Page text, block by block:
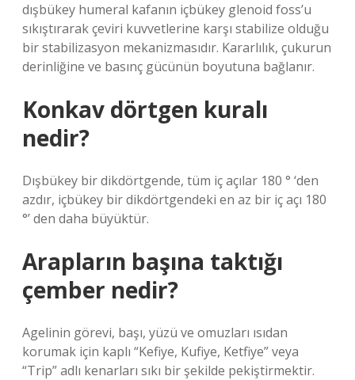
dışbükey humeral kafanın içbükey glenoid foss’u
sıkıştırarak çeviri kuvvetlerine karşı stabilize olduğu
bir stabilizasyon mekanizmasıdır. Kararlılık, çukurun
derinliğine ve basınç gücünün boyutuna bağlanır.
Konkav dörtgen kuralı
nedir?
Dışbükey bir dikdörtgende, tüm iç açılar 180 ° ‘den
azdır, içbükey bir dikdörtgendeki en az bir iç açı 180
°’ den daha büyüktür.
Arapların başına taktığı
çember nedir?
Agelinin görevi, başı, yüzü ve omuzları ısıdan
korumak için kaplı “Kefiye, Kufiye, Ketfiye” veya
“Trip” adlı kenarları sıkı bir şekilde pekiştirmektir.